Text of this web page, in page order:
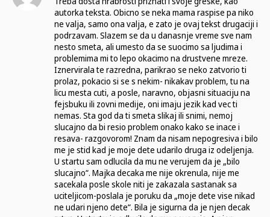
autorka teksta. Obicno se neka mama raspise pa niko
ne valja, samo ona valja, e zato je ovaj tekst drugaciji i
podrzavam. Slazem se da u danasnje vreme sve nam
nesto smeta, ali umesto da se suocimo sa ljudima i
problemima mi to lepo okacimo na drustvene mreze.
Iznervirala te razredna, parikrao se neko zatvorio ti
prolaz, pokacio si se s nekim- nikakav problem, tu na
licu mesta cuti, a posle, naravno, objasni situaciju na
fejsbuku ili zovni medije, oni imaju jezik kad vec ti
nemas. Sta god da ti smeta slikaj ili snimi, nemoj
slucajno da bi resio problem onako kako se inace i
resava- razgovorom! Znam da nisam nepogresiva i bilo
me je stid kad je moje dete udarilo druga iz odeljenja.
U startu sam odlucila da mu ne verujem da je „bilo
slucajno“. Majka decaka me nije okrenula, nije me
sacekala posle skole niti je zakazala sastanak sa
uciteljicom-poslala je poruku da „moje dete vise nikad
ne udari njeno dete“. Bila je sigurna da je njen decak